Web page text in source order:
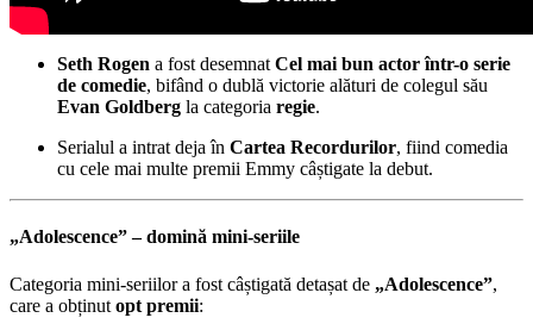
Seth Rogen a fost desemnat Cel mai bun actor într-o serie
de comedie, bifând o dublă victorie alături de colegul său
Evan Goldberg la categoria regie.
Serialul a intrat deja în Cartea Recordurilor, fiind comedia
cu cele mai multe premii Emmy câștigate la debut.
„Adolescence” – domină mini-seriile
Categoria mini-seriilor a fost câștigată detașat de „Adolescence”,
care a obținut opt premii: